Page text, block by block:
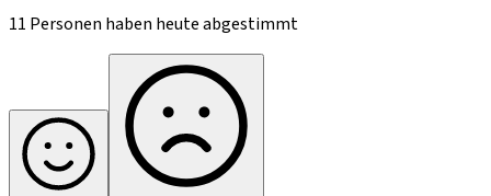
11 Personen haben heute abgestimmt